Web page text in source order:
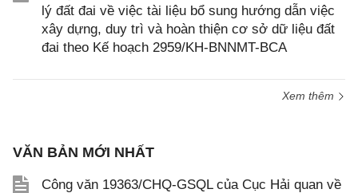
lý đất đai về việc tài liệu bổ sung hướng dẫn việc
xây dựng, duy trì và hoàn thiện cơ sở dữ liệu đất
đai theo Kế hoạch 2959/KH-BNNMT-BCA
Xem thêm
VĂN BẢN MỚI NHẤT
Công văn 19363/CHQ-GSQL của Cục Hải quan về